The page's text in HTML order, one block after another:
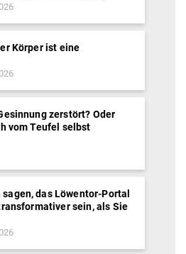
Körper ist eine
zerstört? Oder
vom Teufel selbst
das Löwentor-Portal
sein, als Sie